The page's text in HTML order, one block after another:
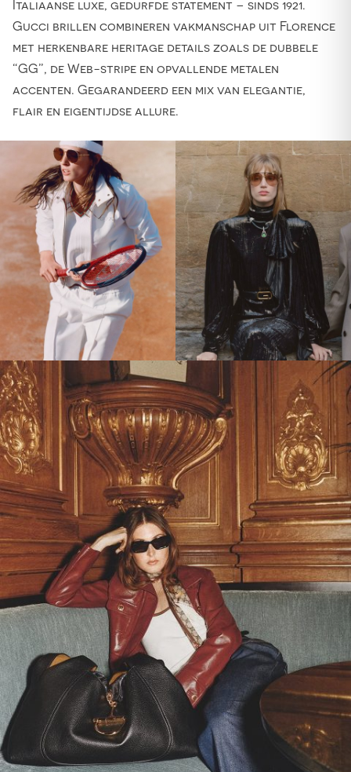
Italiaanse luxe, gedurfde statement – sinds 1921.
Gucci brillen combineren vakmanschap uit Florence
met herkenbare heritage details zoals de dubbele
“GG”, de Web-stripe en opvallende metalen
accenten. Gegarandeerd een mix van elegantie,
flair en eigentijdse allure.